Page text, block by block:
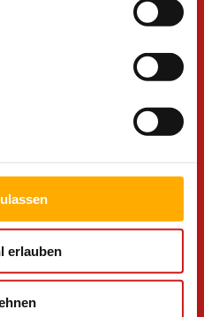
erlauben
Caritasverband für den
besonderen Motivation und
ist klar: Wir tun es nicht nur
die uns
einem viel abverlangen,
Jobs: auf die es